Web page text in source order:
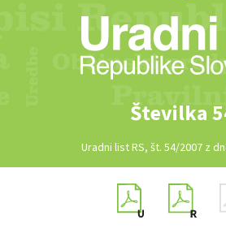
Številka
Uradni list RS, št. 54/2007 z